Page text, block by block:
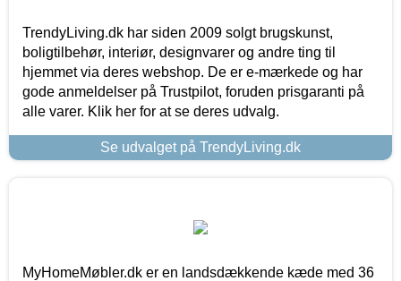
TrendyLiving.dk har siden 2009 solgt brugskunst,
boligtilbehør, interiør, designvarer og andre ting til
hjemmet via deres webshop. De er e-mærkede og har
gode anmeldelser på Trustpilot, foruden prisgaranti på
alle varer. Klik her for at se deres udvalg.
Se udvalget på TrendyLiving.dk
MyHomeMøbler.dk er en landsdækkende kæde med 36